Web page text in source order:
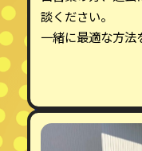
談ください。
一緒に最適な方法